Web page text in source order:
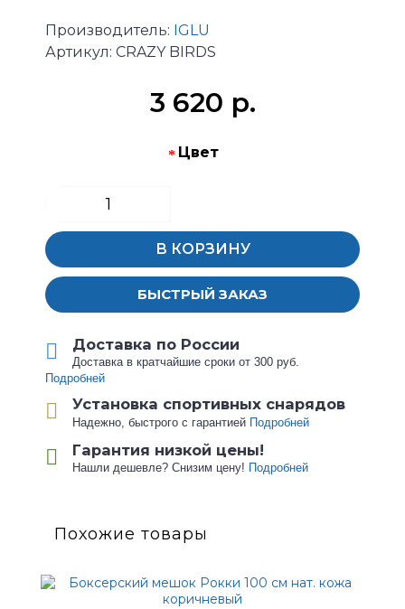
Производитель: IGLU
Артикул: CRAZY BIRDS
3 620 р.
Цвет
В КОРЗИНУ
БЫСТРЫЙ ЗАКАЗ
Доставка по России
Доставка в кратчайшие сроки от 300 руб.
Подробней
Установка спортивных снарядов
Надежно, быстрого с гарантией Подробней
Гарантия низкой цены!
Нашли дешевле? Снизим цену! Подробней
Похожие товары